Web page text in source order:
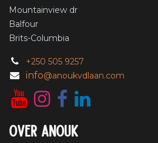
Mountainview dr
Balfour
Brits-Columbia
+250 505 9257
info@anoukvdlaan.com
Over Anouk